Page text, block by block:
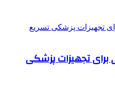
برای تجهیزات پزشکی